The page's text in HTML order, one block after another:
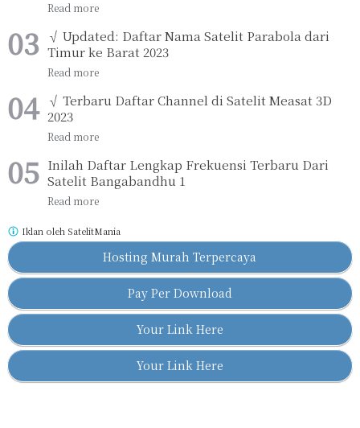
√ Updated: Daftar Nama Satelit Parabola dari
Timur ke Barat 2023
√ Terbaru Daftar Channel di Satelit Measat 3D
2023
Inilah Daftar Lengkap Frekuensi Terbaru Dari
Satelit Bangabandhu 1
Hosting Murah Terpercaya
Pay Per Download
Your Link Here
Your Link Here
Iklan oleh SatelitMania